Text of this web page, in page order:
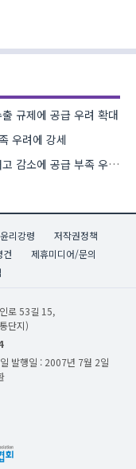
규제에 공급 우려 확대
우려에 강세
[비철금속 시황] 구리 2개월 만에 최고치…재고 감소에 공급 부족 우려 확대
윤리강령
저작권정책
건
제휴미디어/문의
로 53길 15,
단지)
발행일 : 2007년 7월 2일